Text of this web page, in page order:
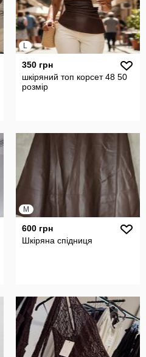
L
350 грн
шкіряний топ корсет 48 50
розмір
M
600 грн
Шкіряна спідниця